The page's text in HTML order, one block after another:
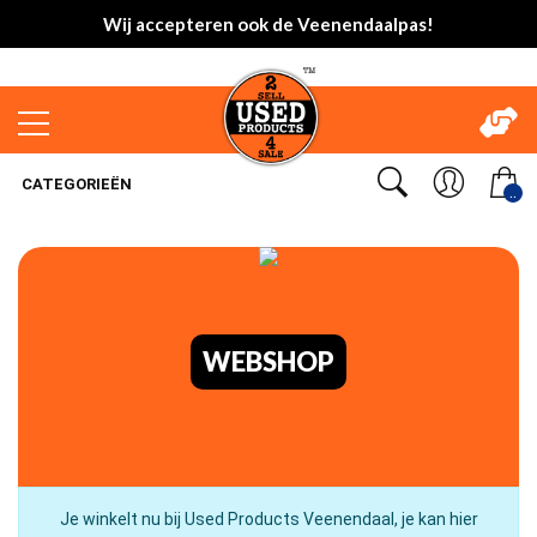
Wij accepteren ook de Veenendaalpas!
..
CATEGORIEËN
WEBSHOP
Je winkelt nu bij Used Products Veenendaal, je kan hier